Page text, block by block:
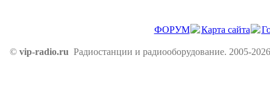
ФОРУМ Карта сайта
© vip-radio.ru Радиостанции и радиооборудование. 2005-